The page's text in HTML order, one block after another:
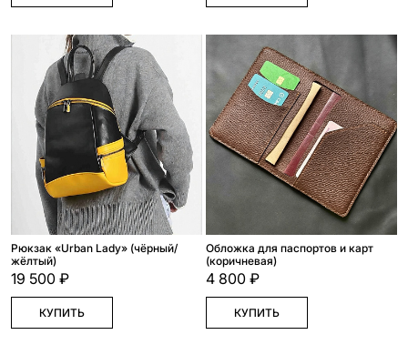
Рюкзак «Urban Lady» (чёрный/
жёлтый)
19 500 ₽
КУПИТЬ
Обложка для паспортов и карт
(коричневая)
4 800 ₽
КУПИТЬ